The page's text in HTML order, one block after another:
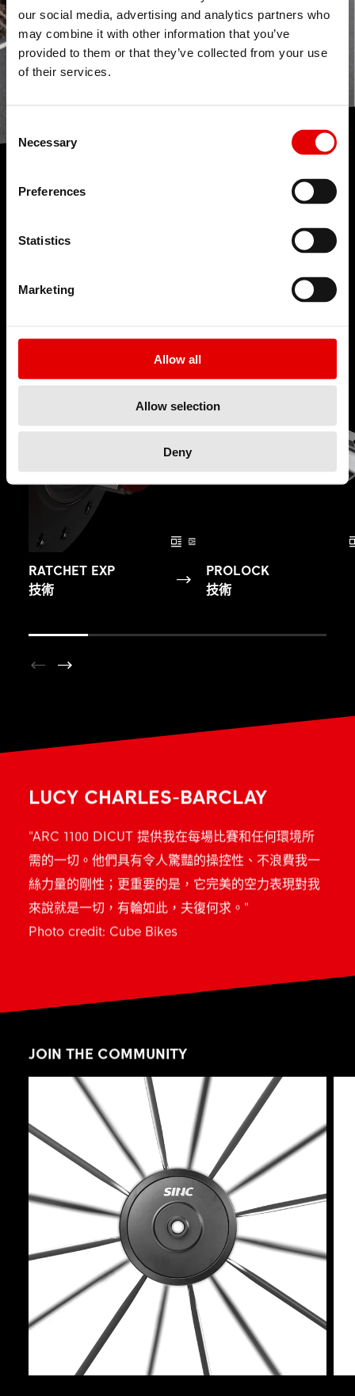
our social media, advertising and analytics partners who
may combine it with other information that you’ve
provided to them or that they’ve collected from your use
of their services.
Necessary
Preferences
Statistics
Marketing
Allow all
Allow selection
Deny
開發流程而努力。我們的理念是透過內部研發的技術
RATCHET EXP
技術
PROLOCK
技術
LUCY CHARLES-BARCLAY
"ARC 1100 DICUT 提供我在每場比賽和任何環境所
需的一切。他們具有令人驚豔的操控性、不浪費我一
絲力量的剛性；更重要的是，它完美的空力表現對我
來說就是一切，有輪如此，夫復何求。"
Photo credit: Cube Bikes
JOIN THE COMMUNITY